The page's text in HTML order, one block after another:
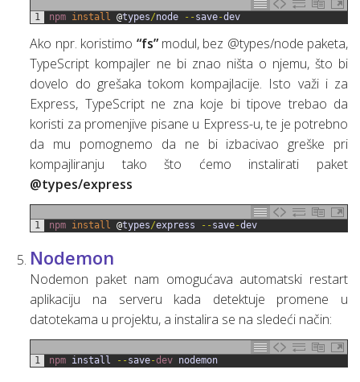
1 npm install @types/node -- save-dev
Ako npr. koristimo “fs”modul, bez @types/node paketa,
TypeScript kompajler ne bi znao ništa o njemu, što bi
dovelo do grešaka tokom kompajlacije. Isto važi i za
Express, TypeScript ne zna koje bi tipove trebao da
koristi za promenjive pisane u Express-u, te je potrebno
da mu pomognemo da ne bi izbacivao greške pri
kompajliranju tako što ćemo instalirati paket
@types/express
1 npm install @types/express -- save-dev
Nodemon
Nodemon paket nam omogućava automatski restart
aplikaciju na serveru kada detektuje promene u
datotekama u projektu, a instalira se na sledeći način:
1 npm install -- save-dev nodemon